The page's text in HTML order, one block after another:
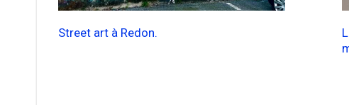
Street art à Redon.